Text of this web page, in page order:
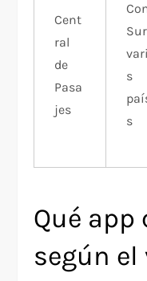
Cent
ral
de
Pasa
jes
s
s
Qué app
según el